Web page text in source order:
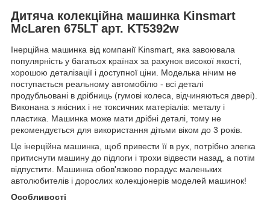
Дитяча колекційна машинка Kinsmart
McLaren 675LT арт. KT5392w
Інерційна машинка від компанії Kinsmart, яка завоювала
популярність у багатьох країнах за рахунок високої якості,
хорошою деталізації і доступної ціни. Моделька нічим не
поступається реальному автомобілю - всі деталі
продубльовані в дрібниць (гумові колеса, відчиняються двері).
Виконана з якісних і не токсичних матеріалів: металу і
пластика. Машинка може мати дрібні деталі, тому не
рекомендується для використання дітьми віком до 3 років.
Це інерційна машинка, щоб привести її в рух, потрібно злегка
притиснути машину до підлоги і трохи відвести назад, а потім
відпустити. Машинка обов'язково порадує маленьких
автолюбителів і дорослих колекціонерів моделей машинок!
Особливості